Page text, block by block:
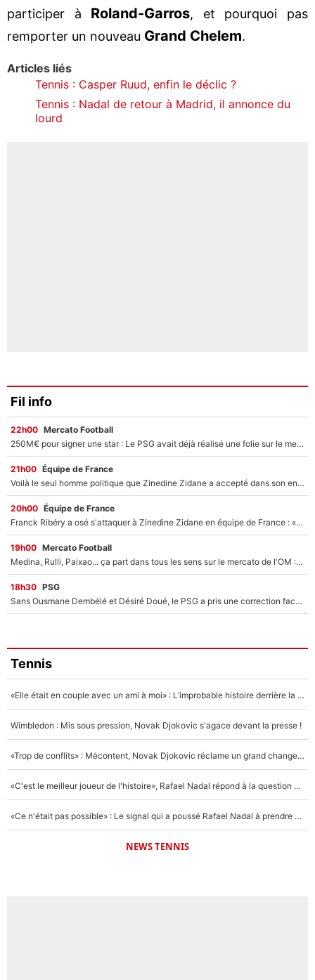
participer à Roland-Garros, et pourquoi pas
remporter un nouveau Grand Chelem.
Articles liés
Tennis : Casper Ruud, enfin le déclic ?
Tennis : Nadal de retour à Madrid, il annonce du
lourd
Fil info
22h00 Mercato Football
250M€ pour signer une star : Le PSG avait déjà réalisé une folie sur le mercato bien avant Neymar !
21h00 Équipe de France
Voilà le seul homme politique que Zinedine Zidane a accepté dans son entourage : «Je garde un très bon souvenir de lui»
20h00 Équipe de France
Franck Ribéry a osé s'attaquer à Zinedine Zidane en équipe de France : «Je n'aurais jamais fait ça»
19h00 Mercato Football
Medina, Rulli, Paixao... ça part dans tous les sens sur le mercato de l'OM : Frank McCourt va enfin récupérer l'argent qu'il attend ?
18h30 PSG
Sans Ousmane Dembélé et Désiré Doué, le PSG a pris une correction face à Majorque : Luis Enrique attend avec impatience des renforts !
Tennis
«Elle était en couple avec un ami à moi» : L’improbable histoire derrière la «seule relation longue» de Novak Djokovic
Wimbledon : Mis sous pression, Novak Djokovic s'agace devant la presse !
«Trop de conflits» : Mécontent, Novak Djokovic réclame un grand changement !
«C'est le meilleur joueur de l'histoire», Rafael Nadal répond à la question que tout le monde se pose !
«Ce n'était pas possible» : Le signal qui a poussé Rafael Nadal à prendre sa retraite !
NEWS TENNIS